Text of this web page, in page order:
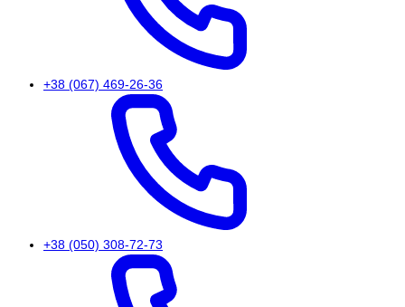
+38 (067) 469-26-36
+38 (050) 308-72-73